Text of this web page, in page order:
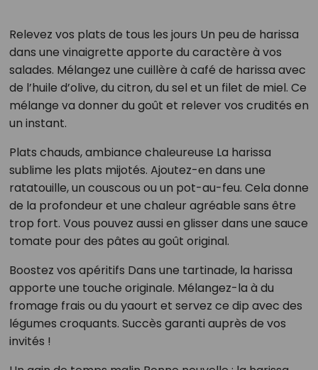
Relevez vos plats de tous les jours Un peu de harissa
dans une vinaigrette apporte du caractère à vos
salades. Mélangez une cuillère à café de harissa avec
de l’huile d’olive, du citron, du sel et un filet de miel. Ce
mélange va donner du goût et relever vos crudités en
un instant.
Plats chauds, ambiance chaleureuse La harissa
sublime les plats mijotés. Ajoutez-en dans une
ratatouille, un couscous ou un pot-au-feu. Cela donne
de la profondeur et une chaleur agréable sans être
trop fort. Vous pouvez aussi en glisser dans une sauce
tomate pour des pâtes au goût original.
Boostez vos apéritifs Dans une tartinade, la harissa
apporte une touche originale. Mélangez-la à du
fromage frais ou du yaourt et servez ce dip avec des
légumes croquants. Succès garanti auprès de vos
invités !